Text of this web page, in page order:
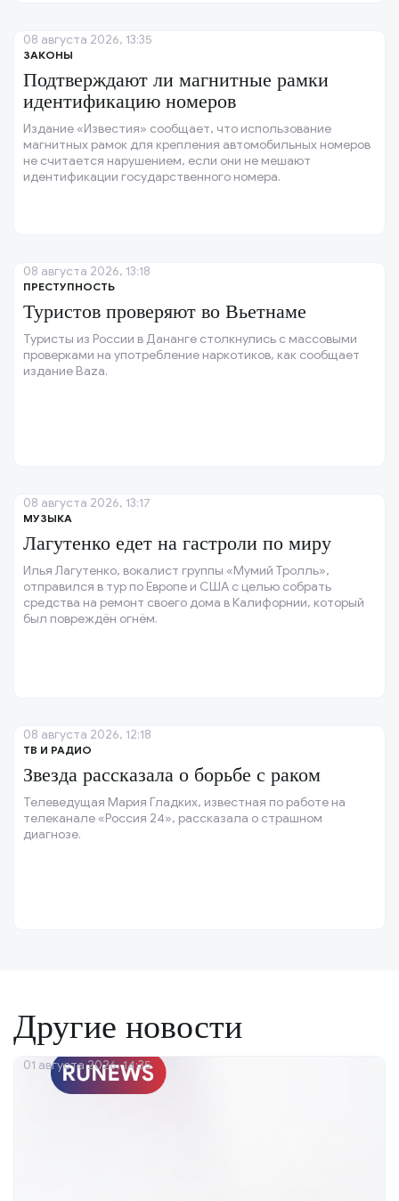
ЗАКОНЫ
Подтверждают ли магнитные рамки
идентификацию номеров
Издание «Известия» сообщает, что использование
магнитных рамок для крепления автомобильных номеров
не считается нарушением, если они не мешают
идентификации государственного номера.
08 августа 2026, 13:35
ПРЕСТУПНОСТЬ
Туристов проверяют во Вьетнаме
Туристы из России в Дананге столкнулись с массовыми
проверками на употребление наркотиков, как сообщает
издание Baza.
08 августа 2026, 13:18
МУЗЫКА
Лагутенко едет на гастроли по миру
Илья Лагутенко, вокалист группы «Мумий Тролль»,
отправился в тур по Европе и США с целью собрать
средства на ремонт своего дома в Калифорнии, который
был повреждён огнём.
08 августа 2026, 13:17
ТВ И РАДИО
Звезда рассказала о борьбе с раком
Телеведущая Мария Гладких, известная по работе на
телеканале «Россия 24», рассказала о страшном
диагнозе.
08 августа 2026, 12:18
Другие новости
01 августа 2026, 14:35